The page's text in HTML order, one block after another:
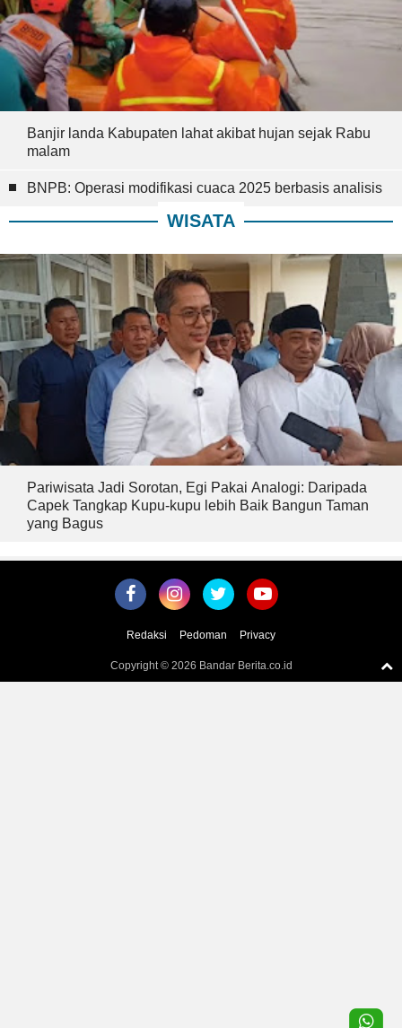
Banjir landa Kabupaten lahat akibat hujan sejak Rabu
malam
BNPB: Operasi modifikasi cuaca 2025 berbasis analisis
WISATA
Pariwisata Jadi Sorotan, Egi Pakai Analogi: Daripada
Capek Tangkap Kupu-kupu lebih Baik Bangun Taman
yang Bagus
Redaksi Pedoman Privacy
Copyright © 2026 Bandar Berita.co.id